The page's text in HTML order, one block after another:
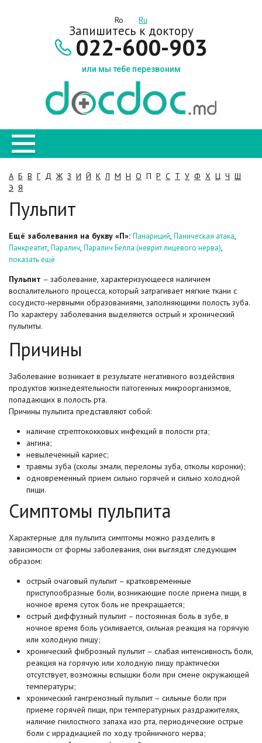
Ro Ru
Запишитесь к доктору
022-600-903
или мы тебе перезвоним
А Б В Г Д Ж З И Й К Л М Н О П Р С Т У Ф Х Ц Ч Ш
Э Я
Пульпит
Ещё заболевания на букву «П»: Панариций, Паническая атака,
Панкреатит, Паралич, Паралич Белла (неврит лицевого нерва),
показать ещё
Пульпит – заболевание, характеризующееся наличием
воспалительного процесса, который затрагивает мягкие ткани с
сосудисто-нервными образованиями, заполняющими полость зуба.
По характеру заболевания выделяются острый и хронический
пульпиты.
Причины
Заболевание возникает в результате негативного воздействия
продуктов жизнедеятельности патогенных микроорганизмов,
попадающих в полость рта.
Причины пульпита представляют собой:
наличие стрептококковых инфекций в полости рта;
ангина;
невылеченный кариес;
травмы зуба (сколы эмали, переломы зуба, отколы коронки);
одновременный прием сильно горячей и сильно холодной
пищи.
Симптомы пульпита
Характерные для пульпита симптомы можно разделить в
зависимости от формы заболевания, они выглядят следующим
образом:
острый очаговый пульпит – кратковременные
приступообразные боли, возникающие после приема пищи, в
ночное время суток боль не прекращается;
острый диффузный пульпит – постоянная боль в зубе, в
ночное время боль усиливается, сильная реакция на горячую
или холодную пищу;
хронический фиброзный пульпит – слабая интенсивность боли,
реакция на горячую или холодную пищу практически
отсутствует, возможны вспышки боли при смене окружающей
температуры;
хронический гангренозный пульпит – сильные боли при
приеме горячей пищи, при температурных раздражителях,
наличие гнилостного запаха изо рта, периодические острые
боли с иррадиацией по ходу тройничного нерва;